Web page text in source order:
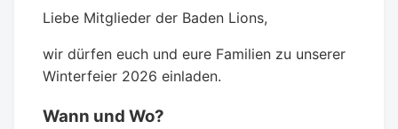
Liebe Mitglieder der Baden Lions,
wir dürfen euch und eure Familien zu unserer
Winterfeier 2026 einladen.
Wann und Wo?